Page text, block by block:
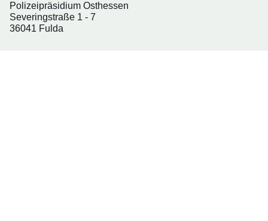
Polizeipräsidium Osthessen
Severingstraße 1 - 7
36041 Fulda